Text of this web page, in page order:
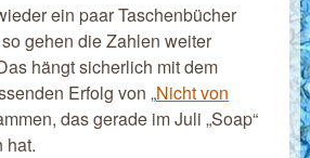
ein paar Taschenbücher
gehen die Zahlen weiter
hängt sicherlich mit dem
Erfolg von „Nicht von
das gerade im Juli „Soap“
hat.